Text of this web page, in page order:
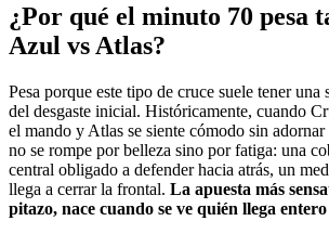
¿Por qué el minuto 70 pesa
Azul vs Atlas?
Pesa porque este tipo de cruce suele tener una
del desgaste inicial. Históricamente, cuando
el mando y Atlas se siente cómodo sin
no se rompe por belleza sino por fatiga: una
central obligado a defender hacia atrás, un
llega a cerrar la frontal. La apuesta más
pitazo, nace cuando se ve quién llega